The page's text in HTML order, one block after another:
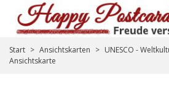
Start > Ansichtskarten > UNESCO -
Ansichtskarte